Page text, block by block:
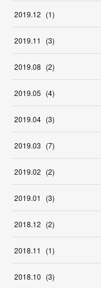
2019.12 (1)
2019.11 (3)
2019.08 (2)
2019.05 (4)
2019.04 (3)
2019.03 (7)
2019.02 (2)
2019.01 (3)
2018.12 (2)
2018.11 (1)
2018.10 (3)